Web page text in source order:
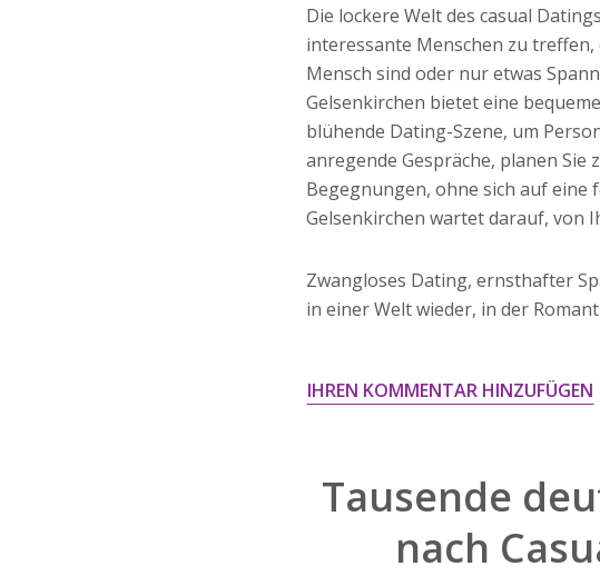
einverstanden. Ich erhalte Informationen und
kann ich jederzeit widersprechen.
JETZT ANMELDEN!
Die lockere Welt des сasual
interessante Menschen zu
Mensch sind oder nur etwas
Gelsenkirchen bietet eine
blühende Dating-Szene, um
anregende Gespräche, planen
Begegnungen, ohne sich auf eine
Gelsenkirchen wartet darauf, von
Zwangloses Dating, ernsthafter
in einer Welt wieder, in der
IHREN KOMMENTAR HINZUFÜGEN
Tausende
nach